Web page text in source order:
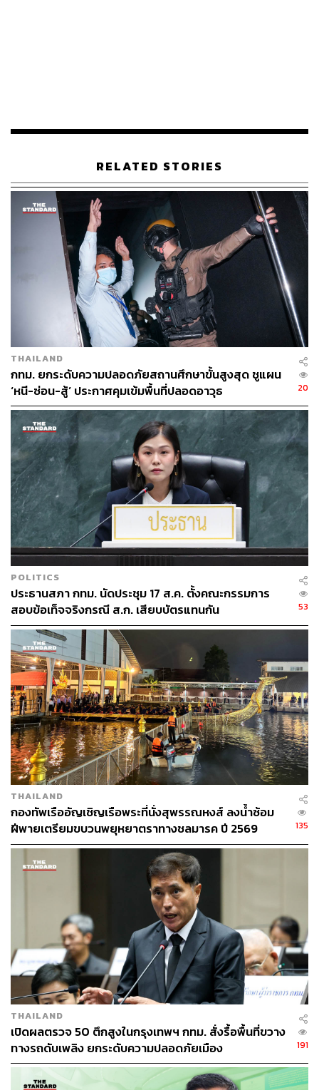
เดือดร้อน ประกอบกับมีการออกแบบที่ไม่สอดคล้องกับสภาพ
เพื่อบรรเทาความเดือดร้อนของประชาชนโดยเร็วที่สุด
สำหรับกลยุทธ์การหาเสียง ชัชชาติ ย้ำจุดยืนว่าจะไม่มีการติด
ตั้งป้ายหาเสียงในพื้นที่สาธารณะ หรือมีให้น้อยที่สุดเพื่อไม่ให้
ส่งผลกระทบต่อสิ่งแวดล้อมและทัศนียภาพของเมือง โดยจะ
หันไปใช้สื่ออิเล็กทรอนิกส์และป้ายบิลบอร์ดแทน ซึ่งช่วยลด
ต้นทุนและสอดคล้องกับสถานการณ์ปัจจุบัน
การลงพื้นที่ในครั้งนี้จึงไม่ใช่เพียงการหาเสียง แต่เป็นการ
ตรวจงานและรับฟังปัญหาเพื่อนำไปพัฒนานโยบายเพิ่มเติม
ล่าสุดได้มีการปรับปรุงเว็บไซต์เป็นชื่อทีมชัชชาติ และเพิ่ม
นโยบายใหม่ๆ เข้าไปหลังจากการลงพื้นที่ชุมชนคลองเตย
เพื่อให้เป็นแผนปฏิบัติการ และพันธสัญญาที่สามารถตรวจ
สอบตัวชี้วัดได้อย่างชัดเจน
ทั้งนี้ กำหนดการลงพื้นที่หาเสียงของชัชชาติในช่วงบ่าย จะ
เดินทางต่อไปยังชุมชนบ้านบุ วัดดุสิตาราม ชุมชนวัด
ดาวดึงษาราม ชุมชนพระราม 8 และปิดท้ายภารกิจที่บริเวณ
ตลาดหน้าศูนย์การค้าเซ็นทรัล ปิ่นเกล้า
RELATED STORIES
THAILAND
กทม. ยกระดับความปลอดภัยสถานศึกษาขั้นสูงสุด ชูแผน
‘หนี-ซ่อน-สู้’ ประกาศคุมเข้มพื้นที่ปลอดอาวุธ
20
POLITICS
ประธานสภา กทม. นัดประชุม 17 ส.ค. ตั้งคณะกรรมการ
สอบข้อเท็จจริงกรณี ส.ก. เสียบบัตรแทนกัน
53
THAILAND
กองทัพเรืออัญเชิญเรือพระที่นั่งสุพรรณหงส์ ลงน้ำซ้อม
ฝีพายเตรียมขบวนพยุหยาตราทางชลมารค ปี 2569
135
THAILAND
เปิดผลตรวจ 50 ตึกสูงในกรุงเทพฯ กทม. สั่งรื้อพื้นที่ขวาง
ทางรถดับเพลิง ยกระดับความปลอดภัยเมือง
191